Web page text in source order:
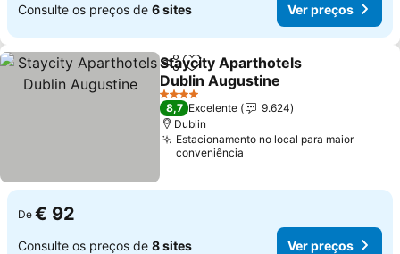
Consulte os preços de 6 sites Ver preços
PartilharAdicionar aos favoritos
Staycity Aparthotels
Dublin Augustine
4 Estrelas
8,7 Excelente
9.624
Dublin
Estacionamento no local para maior
conveniência
De € 92
Consulte os preços de 8 sites Ver preços